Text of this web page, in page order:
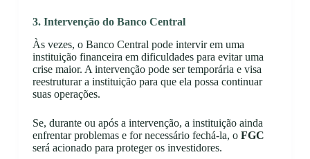
3. Intervenção do Banco Central
Às vezes, o Banco Central pode intervir em uma
instituição financeira em dificuldades para evitar uma
crise maior. A intervenção pode ser temporária e visa
reestruturar a instituição para que ela possa continuar
suas operações.
Se, durante ou após a intervenção, a instituição ainda
enfrentar problemas e for necessário fechá-la, o FGC
será acionado para proteger os investidores.